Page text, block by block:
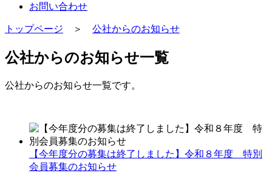
お問い合わせ
トップページ ＞ 公社からのお知らせ
公社からのお知らせ一覧
公社からのお知らせ一覧です。
【今年度分の募集は終了しました】令和８年度 特別
会員募集のお知らせ